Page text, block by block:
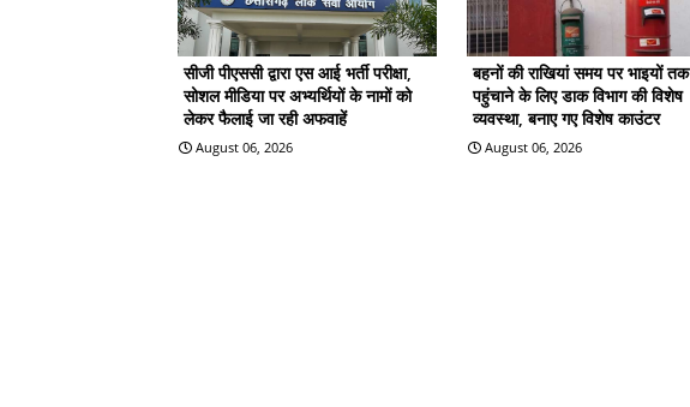
सीजी पीएससी द्वारा एस आई भर्ती परीक्षा,
सोशल मीडिया पर अभ्यर्थियों के नामों को
लेकर फैलाई जा रही अफवाहें
August 06, 2026
बहनों की राखियां समय पर भाइयों तक
पहुंचाने के लिए डाक विभाग की विशेष
व्यवस्था, बनाए गए विशेष काउंटर
August 06, 2026